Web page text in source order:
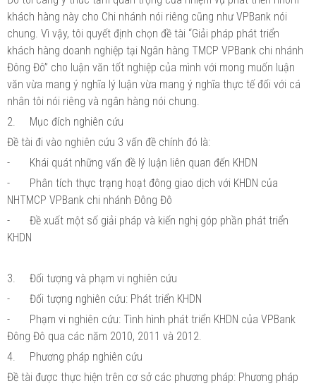
khách hàng này cho Chi nhánh nói riêng cũng như VPBank nói
chung. Vì vậy, tôi quyết định chọn đề tài “Giải pháp phát triển
khách hàng doanh nghiệp tại Ngân hàng TMCP VPBank chi nhánh
Đông Đô” cho luận văn tốt nghiệp của mình với mong muốn luận
văn vừa mang ý nghĩa lý luận vừa mang ý nghĩa thực tế đối với cá
nhân tôi nói riêng và ngân hàng nói chung.
2.
Mục đích nghiên cứu
Đề tài đi vào nghiên cứu 3 vấn đề chính đó là:
-
Khái quát những vấn đề lý luận liên quan đến KHDN
-
Phân tích thực trạng hoạt đông giao dịch với KHDN của
NHTMCP VPBank chi nhánh Đông Đô
-
Đề xuất một số giải pháp và kiến nghị góp phần phát triển
KHDN
3.
Đối tượng và phạm vi nghiên cứu
-
Đối tượng nghiên cứu: Phát triển KHDN
-
Phạm vi nghiên cứu: Tình hình phát triển KHDN của VPBank
Đông Đô qua các năm 2010, 2011 và 2012.
4.
Phương pháp nghiên cứu
Đề tài được thực hiện trên cơ sở các phương pháp: Phương pháp